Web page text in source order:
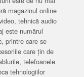
magazinul online
tehnică audio
este numărul
printre care se
care țin de
telefoanele
tehnologiilor